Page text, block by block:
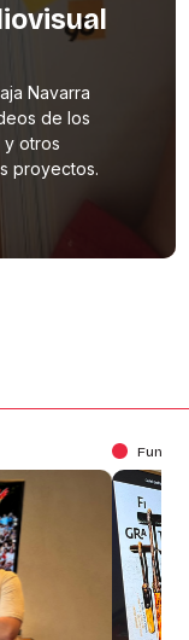
de los
y otros
proyectos.